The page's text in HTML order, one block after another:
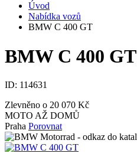
Úvod
Nabídka vozů
BMW C 400 GT
BMW C 400 GT
ID: 114631
Zlevněno o 20 070 Kč
MOTO AŽ DOMŮ
Praha Porovnat